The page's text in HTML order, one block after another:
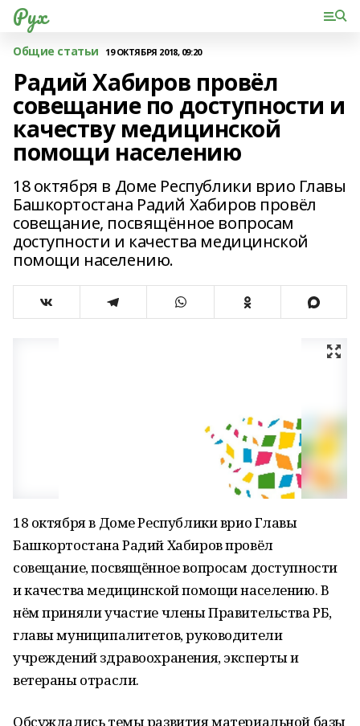
Рух
Общие статьи 19 ОКТЯБРЯ 2018, 09:20
Радий Хабиров провёл
совещание по доступности и
качеству медицинской
помощи населению
18 октября в Доме Республики врио Главы
Башкортостана Радий Хабиров провёл
совещание, посвящённое вопросам
доступности и качества медицинской
помощи населению.
18 октября в Доме Республики врио Главы
Башкортостана Радий Хабиров провёл
совещание, посвящённое вопросам доступности
и качества медицинской помощи населению. В
нём приняли участие члены Правительства РБ,
главы муниципалитетов, руководители
учреждений здравоохранения, эксперты и
ветераны отрасли.
Обсуждались темы развития материальной базы